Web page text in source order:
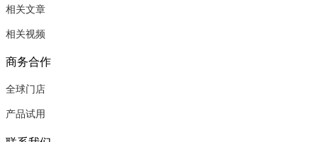
相关文章
相关视频
商务合作
全球门店
产品试用